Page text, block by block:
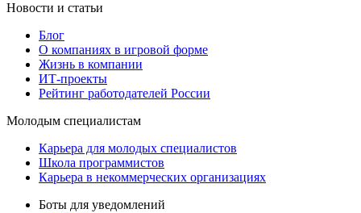
Новости и статьи
Блог
О компаниях в игровой форме
Жизнь в компании
ИТ-проекты
Рейтинг работодателей России
Молодым специалистам
Карьера для молодых специалистов
Школа программистов
Карьера в некоммерческих организациях
Боты для уведомлений